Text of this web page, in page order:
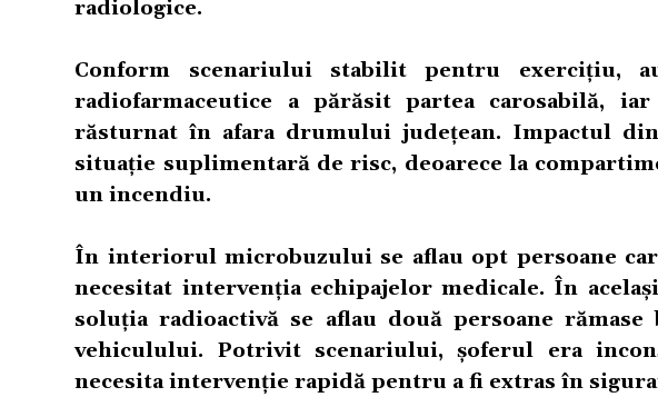
radiologice.
Conform scenariului stabilit pentru exercițiu,
radiofarmaceutice a părăsit partea carosabilă,
răsturnat în afara drumului județean. Impactul
situație suplimentară de risc, deoarece la
un incendiu.
În interiorul microbuzului se aflau opt persoane
necesitat intervenția echipajelor medicale. În
soluția radioactivă se aflau două persoane
vehiculului. Potrivit scenariului, șoferul era
necesita intervenție rapidă pentru a fi extras în